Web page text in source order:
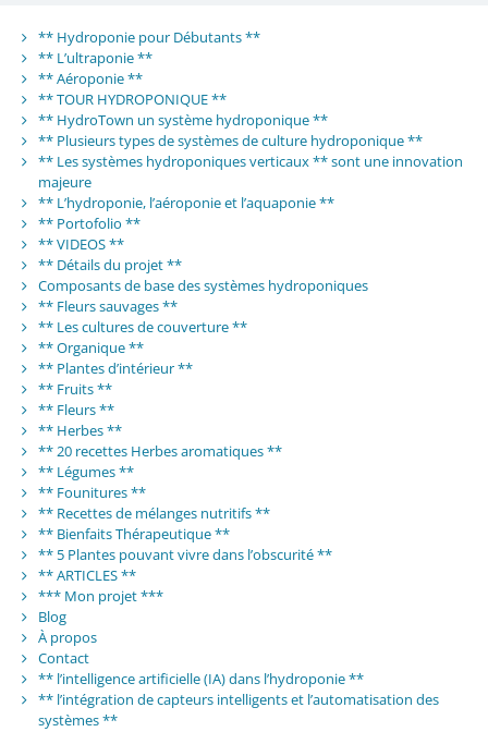
** Hydroponie pour Débutants **
** L’ultraponie **
** Aéroponie **
** TOUR HYDROPONIQUE **
** HydroTown un système hydroponique **
** Plusieurs types de systèmes de culture hydroponique **
** Les systèmes hydroponiques verticaux ** sont une innovation
majeure
** L’hydroponie, l’aéroponie et l’aquaponie **
** Portofolio **
** VIDEOS **
** Détails du projet **
Composants de base des systèmes hydroponiques
** Fleurs sauvages **
** Les cultures de couverture **
** Organique **
** Plantes d’intérieur **
** Fruits **
** Fleurs **
** Herbes **
** 20 recettes Herbes aromatiques **
** Légumes **
** Founitures **
** Recettes de mélanges nutritifs **
** Bienfaits Thérapeutique **
** 5 Plantes pouvant vivre dans l’obscurité **
** ARTICLES **
*** Mon projet ***
Blog
À propos
Contact
** l’intelligence artificielle (IA) dans l’hydroponie **
** l’intégration de capteurs intelligents et l’automatisation des
systèmes **